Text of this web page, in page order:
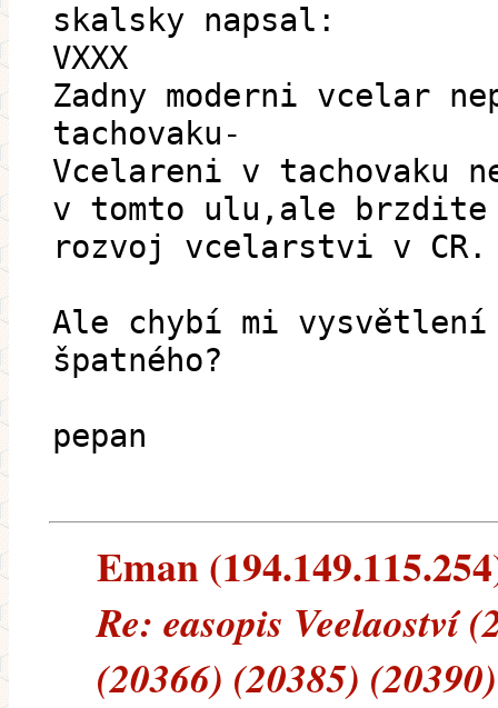
skalsky napsal:
VXXX
Zadny moderni vcelar
tachovaku-
Vcelareni v tachovaku
v tomto ulu,ale brzdite
rozvoj vcelarstvi v CR.
Ale chybí mi vysvětlení
špatného?
pepan
Eman
Re: easopis Veelaoství
(20366) (20385) (20390)